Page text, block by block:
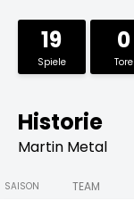
19
Spiele
0
Tore
Historie
Martin Metal
SAISON TEAM